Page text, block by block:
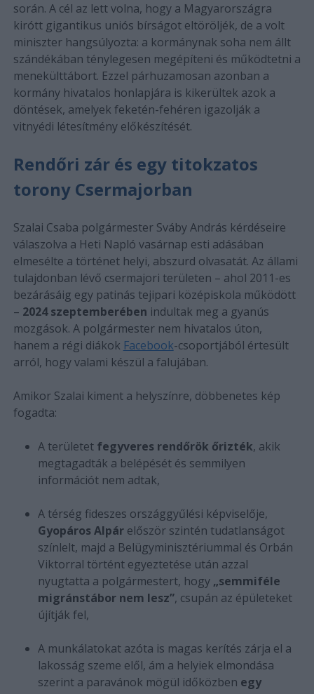
során. A cél az lett volna, hogy a Magyarországra
kirótt gigantikus uniós bírságot eltöröljék, de a volt
miniszter hangsúlyozta: a kormánynak soha nem állt
szándékában ténylegesen megépíteni és működtetni a
menekülttábort. Ezzel párhuzamosan azonban a
kormány hivatalos honlapjára is kikerültek azok a
döntések, amelyek feketén-fehéren igazolják a
vitnyédi létesítmény előkészítését.
Rendőri zár és egy titokzatos
torony Csermajorban
Szalai Csaba polgármester Sváby András kérdéseire
válaszolva a Heti Napló vasárnap esti adásában
elmesélte a történet helyi, abszurd olvasatát. Az állami
tulajdonban lévő csermajori területen – ahol 2011-es
bezárásáig egy patinás tejipari középiskola működött
– 2024 szeptemberében indultak meg a gyanús
mozgások. A polgármester nem hivatalos úton,
hanem a régi diákok Facebook-csoportjából értesült
arról, hogy valami készül a falujában.
Amikor Szalai kiment a helyszínre, döbbenetes kép
fogadta:
A területet fegyveres rendőrök őrizték, akik
megtagadták a belépését és semmilyen
információt nem adtak,
A térség fideszes országgyűlési képviselője,
Gyopáros Alpárelőször szintén tudatlanságot
színlelt, majd a Belügyminisztériummal és Orbán
Viktorral történt egyeztetése után azzal
nyugtatta a polgármestert, hogy „semmiféle
migránstábor nem lesz”, csupán az épületeket
újítják fel,
A munkálatokat azóta is magas kerítés zárja el a
lakosság szeme elől, ám a helyiek elmondása
szerint a paravánok mögül időközben egy